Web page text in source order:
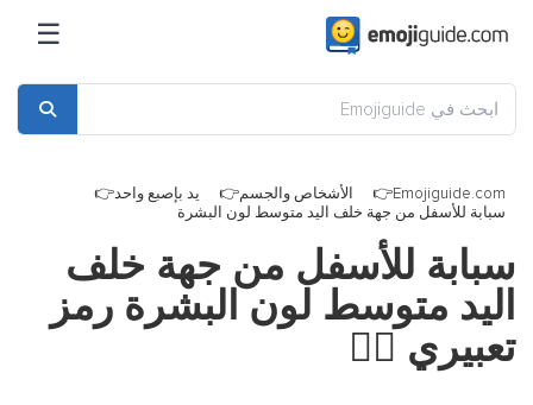
☰
Emojiguide.com الأشخاص والجسم
يد بإصبع واحد
سبابة للأسفل من جهة خلف اليد متوسط لون البشرة
سبابة للأسفل من جهة خلف
اليد متوسط لون البشرة رمز
تعبيري 👇🏽